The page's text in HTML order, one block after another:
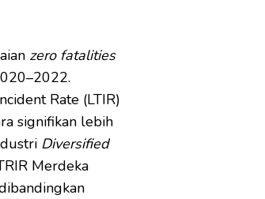
zero fatalities
Rate (LTIR)
signifikan lebih
Diversified
Merdeka